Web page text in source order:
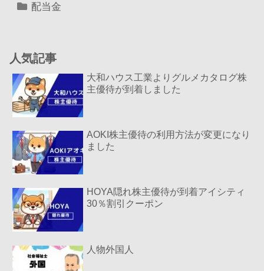
配当金
人気記事
大和ハウス工業よりグルメカタログ株
主優待が到着しました
AOKI株主優待の利用方法が変更になり
ました
HOYA隠れ株主優待が到着アイシティ
30％割引クーポン
人物外国人